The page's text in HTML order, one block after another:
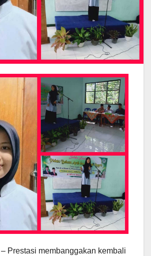
Prestasi membanggakan kembali